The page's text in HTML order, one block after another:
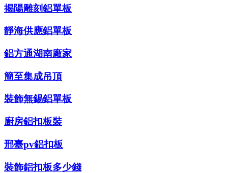
揭陽雕刻鋁單板
靜海供應鋁單板
鋁方通湖南廠家
簡至集成吊頂
裝飾無錫鋁單板
廚房鋁扣板裝
邢臺pv鋁扣板
裝飾鋁扣板多少錢